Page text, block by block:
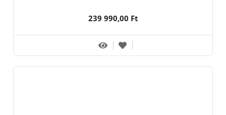
239 990,00 Ft